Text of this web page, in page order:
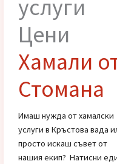
Кръстова вада
Хамалски
услуги
Цени
Хамали от
Стомана